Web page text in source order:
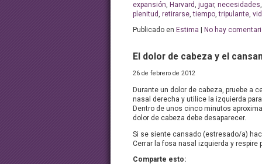
expansión, Harvard, jugar, necesidades
plenitud, retirarse,tiempo,tripulante,
Publicado en Estima No hay
El dolor de cabeza y el
26 de febrero de 2012
Durante un dolor de cabeza, pruebe a
nasal derecha y utilice la izquierda
Dentro de unos cinco minutos
dolor de cabeza debe desaparecer.
Si se siente cansado (estresado/a)
Cerrar la fosa nasal izquierda y respire
Comparte esto: